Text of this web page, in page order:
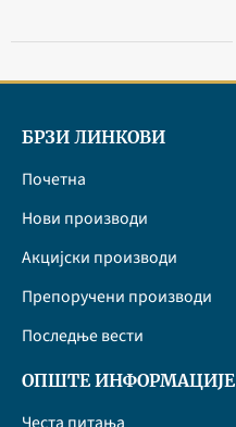
БРЗИ ЛИНКОВИ
Почетна
Нови производи
Акцијски производи
Препоручени производи
Последње вести
ОПШТЕ ИНФОРМАЦИЈЕ